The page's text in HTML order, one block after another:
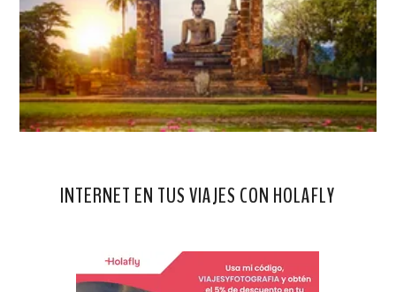
INTERNET EN TUS VIAJES CON HOLAFLY